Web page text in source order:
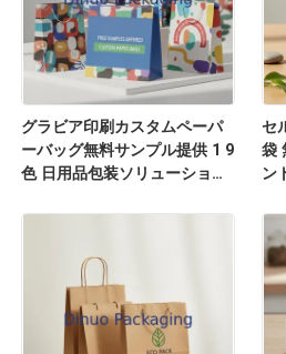
グラビア印刷カスタムペーパ
ーバッグ無料サンプル提供 1 9
色 日用品包装ソリューション
セ
袋
ン